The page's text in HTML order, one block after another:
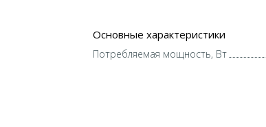
Основные характеристики
Потребляемая мощность, Вт